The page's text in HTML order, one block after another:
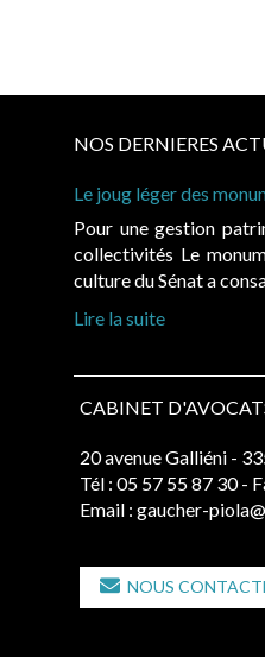
NOS DERNIERES
Le joug léger des
Pour une gestion
collectivités Le
culture du Sénat a
Lire la suite
CABINET
20 avenue Galliéni -
Tél : 05 57 55 87 30 -
Email : gaucher-
NOUS